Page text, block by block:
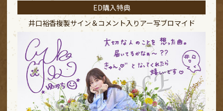
ED購入特典
井口裕香複製サイン＆コメント入り アー写ブロマイド